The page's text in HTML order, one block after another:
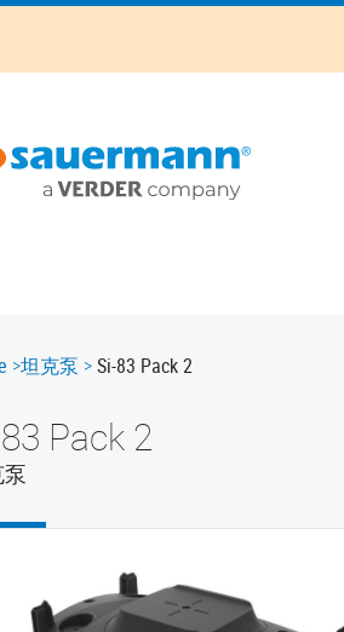
坦克泵 Si-83 Pack 2
Pack 2